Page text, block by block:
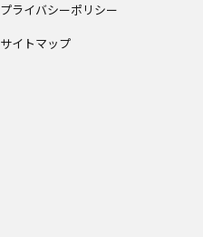
プライバシーポリシー
サイトマップ